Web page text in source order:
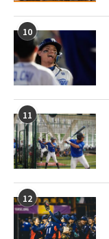
10
11
12